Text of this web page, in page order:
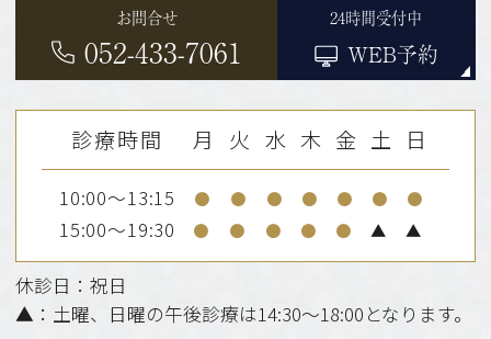
お問合せ
052-433-7061
24時間受付中
WEB予約
診療時間 月 火 水 木 金 土 日
10:00～13:15 ● ● ● ● ● ● ●
15:00～19:30 ● ● ● ● ● ▲ ▲
休診日：祝日
▲：土曜、日曜の午後診療は14:30～18:00となります。